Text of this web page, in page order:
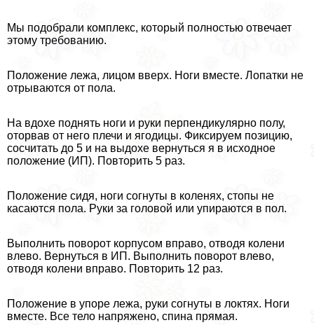
Мы подобрали комплекс, который полностью отвечает
этому требованию.
Положение лежа, лицом вверх. Ноги вместе. Лопатки не
отрываются от пола.
На вдохе поднять ноги и руки перпендикулярно полу,
оторвав от него плечи и ягoдицы. Фиксируем позицию,
сосчитать до 5 и на выдохе вернуться я в исходное
положение (ИП). Повторить 5 раз.
Положение сидя, ноги согнуты в коленях, стопы не
касаются пола. Руки за головой или упираются в пол.
Выполнить поворот корпусом вправо, отводя колени
влево. Вернуться в ИП. Выполнить поворот влево,
отводя колени вправо. Повторить 12 раз.
Положение в упоре лежа, руки согнуты в локтях. Ноги
вместе. Все тело напряжено, спина прямая.